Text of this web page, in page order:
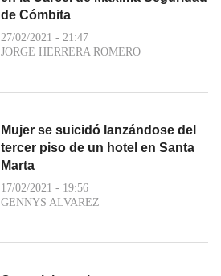
de Cómbita
27/02/2021 - 21:47
JORGE HERRERA ROMERO
Mujer se suicidó lanzándose del
tercer piso de un hotel en Santa
Marta
17/02/2021 - 19:56
GENNYS ALVAREZ